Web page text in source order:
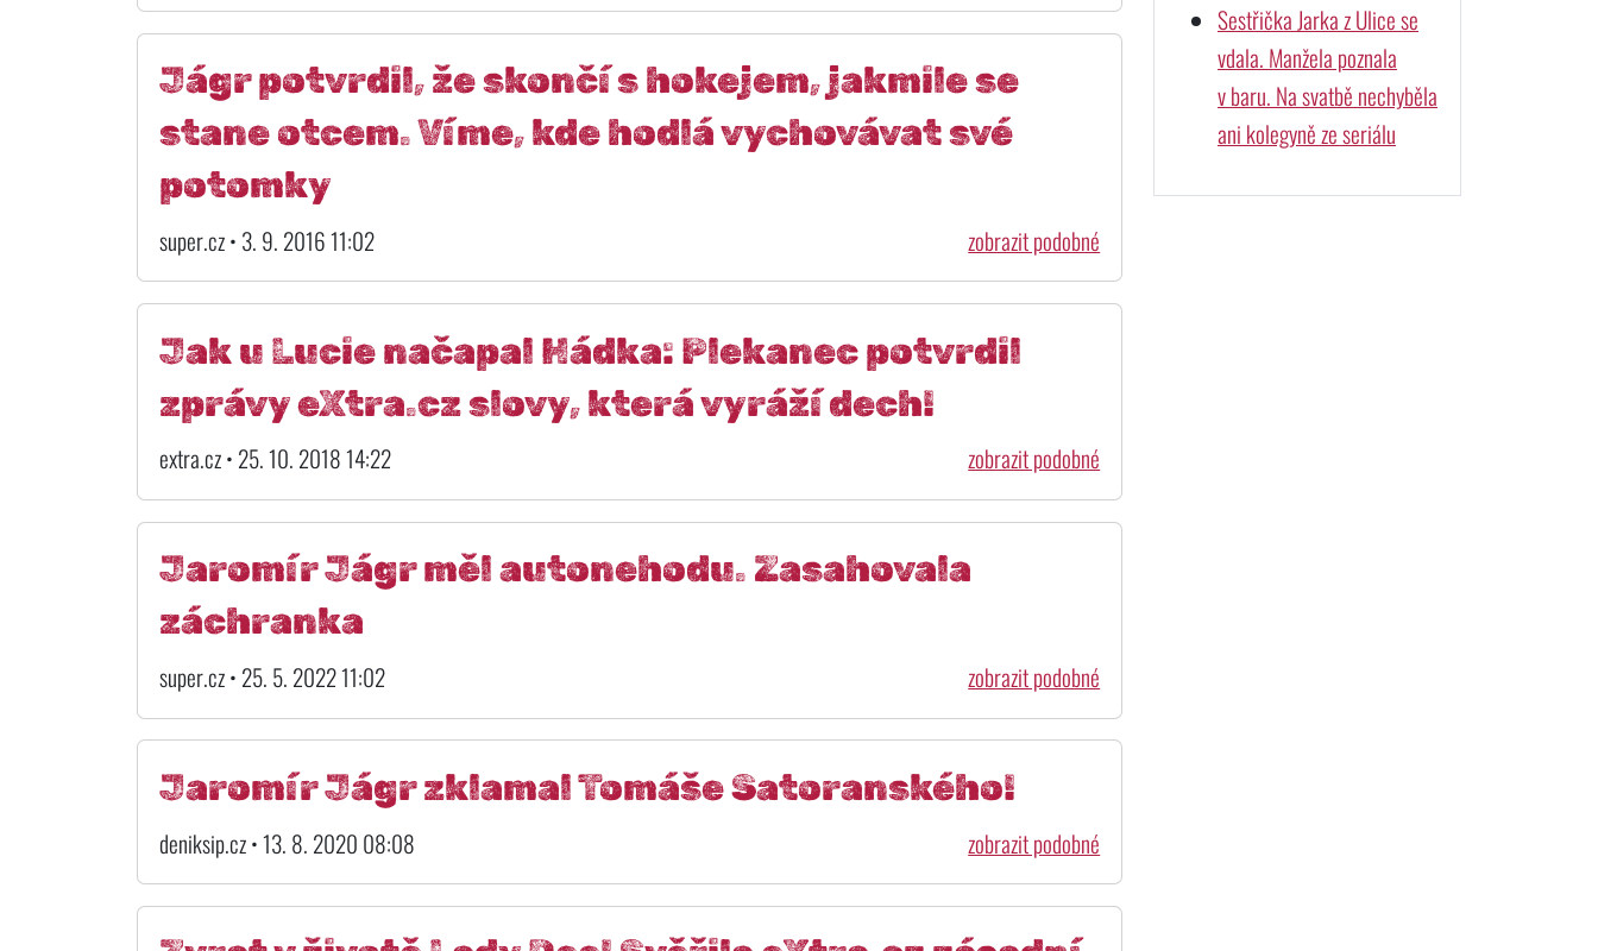
Jágr potvrdil, že skončí s hokejem, jakmile se
stane otcem. Víme, kde hodlá vychovávat své
potomky
super.cz • 3. 9. 2016 11:02 zobrazit podobné
Jak u Lucie načapal Hádka: Plekanec potvrdil
zprávy eXtra.cz slovy, která vyráží dech!
extra.cz • 25. 10. 2018 14:22 zobrazit podobné
Jaromír Jágr měl autonehodu. Zasahovala
záchranka
super.cz • 25. 5. 2022 11:02 zobrazit podobné
Jaromír Jágr zklamal Tomáše Satoranského!
deniksip.cz • 13. 8. 2020 08:08 zobrazit podobné
Sestřička Jarka z Ulice se
vdala. Manžela poznala
v baru. Na svatbě nechyběla
ani kolegyně ze seriálu